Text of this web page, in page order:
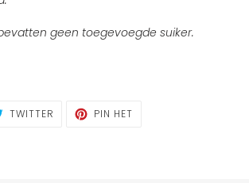
geen toegevoegde suiker.
TWITTER TWITTERENPIN HET